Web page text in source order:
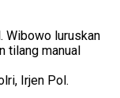
Irjen Pol.